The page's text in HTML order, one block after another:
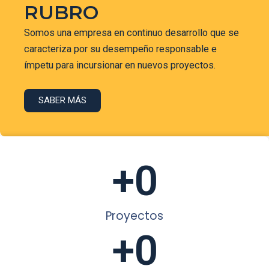
RUBRO
Somos una empresa en continuo desarrollo que se
caracteriza por su desempeño responsable e
ímpetu para incursionar en nuevos proyectos.
SABER MÁS
Proyectos
+0
+0